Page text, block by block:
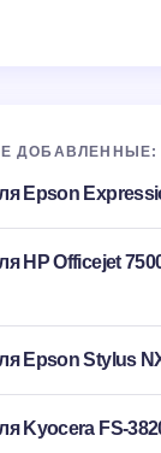
ДОБАВЛЕННЫЕ:
Epson
HP Officejet
Epson Stylus
Kyocera FS-